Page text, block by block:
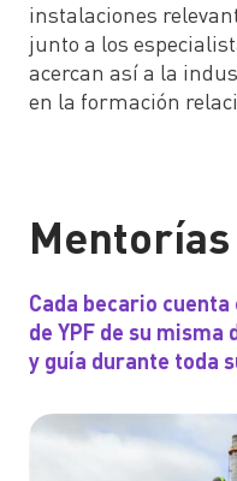
instalaciones
junto a los
acercan así a la
en la formación
Mentorías
Cada becario
de YPF de su
y guía durante toda